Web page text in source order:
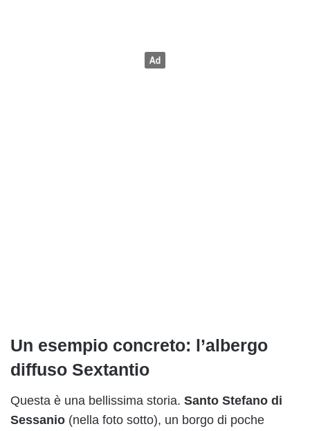
Un esempio concreto: l’albergo
diffuso Sextantio
Questa è una bellissima storia. Santo Stefano di
Sessanio (nella foto sotto), un borgo di poche